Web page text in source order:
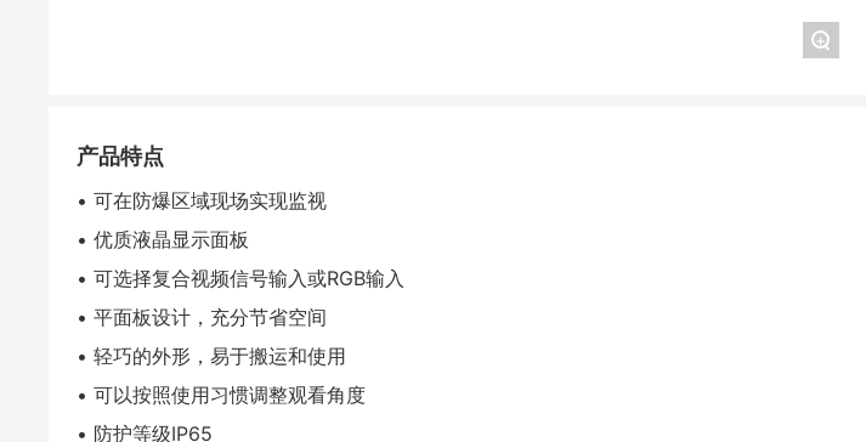
+
产品特点
• 可在防爆区域现场实现监视
• 优质液晶显示面板
• 可选择复合视频信号输入或RGB输入
• 平面板设计，充分节省空间
• 轻巧的外形，易于搬运和使用
• 可以按照使用习惯调整观看角度
• 防护等级IP65